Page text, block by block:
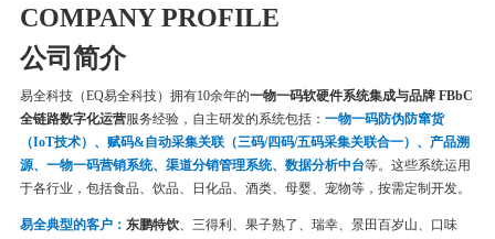
COMPANY PROFILE
公司简介
易全科技（EQ易全科技）拥有10余年的一物一码软硬件系统集成与品牌 FBbC
全链路数字化运营服务经验，自主研发的系统包括： 一物一码防伪防窜货
（IoT技术）、赋码&自动采集关联（三码/四码/五码采集关联合一）、产品溯
源、一物一码营销系统、渠道分销管理系统、数据分析中台等。这些系统运用
于各行业，包括食品、饮品、日化品、酒类、母婴、宠物等，按需定制开发。
易全典型的客户： 东鹏特饮、三得利、果子熟了、瑞幸、 景田百岁山、口味